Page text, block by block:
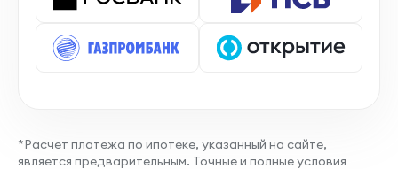
*Расчет платежа по ипотеке, указанный на сайте,
является предварительным. Точные и полные условия